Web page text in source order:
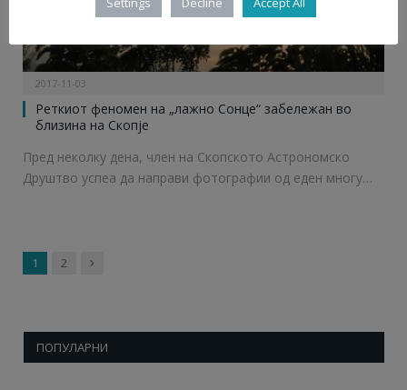
2017-11-03
Реткиот феномен на „лажно Сонце“ забележан во
близина на Скопје
Пред неколку дена, член на Скопското Астрономско
Друштво успеа да направи фотографии од еден многу…
1 2 Next
ПОПУЛАРНИ